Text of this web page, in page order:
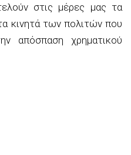
στις μέρες μας τα
κινητά των πολιτών που
απόσπαση χρηματικού